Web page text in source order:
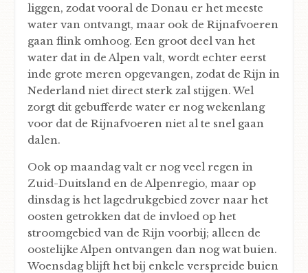
liggen, zodat vooral de Donau er het meeste
water van ontvangt, maar ook de Rijnafvoeren
gaan flink omhoog. Een groot deel van het
water dat in de Alpen valt, wordt echter eerst
inde grote meren opgevangen, zodat de Rijn in
Nederland niet direct sterk zal stijgen. Wel
zorgt dit gebufferde water er nog wekenlang
voor dat de Rijnafvoeren niet al te snel gaan
dalen.
Ook op maandag valt er nog veel regen in
Zuid-Duitsland en de Alpenregio, maar op
dinsdag is het lagedrukgebied zover naar het
oosten getrokken dat de invloed op het
stroomgebied van de Rijn voorbij; alleen de
oostelijke Alpen ontvangen dan nog wat buien.
Woensdag blijft het bij enkele verspreide buien